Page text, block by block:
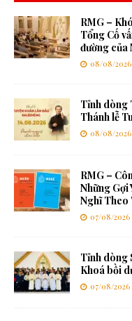
RMG –
Tổng Cố
đường của
08/08/2026
Tỉnh dòng
Thánh lễ
08/08/2026
RMG –
Những Gợi
Nghĩ Theo
07/08/2026
Tỉnh dòng
Khoá bồi
07/08/2026